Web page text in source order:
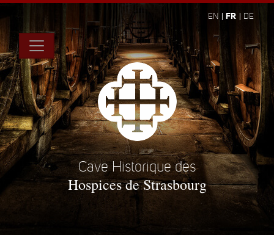
EN FR DE
Cave Historique des
Hospices de Strasbourg